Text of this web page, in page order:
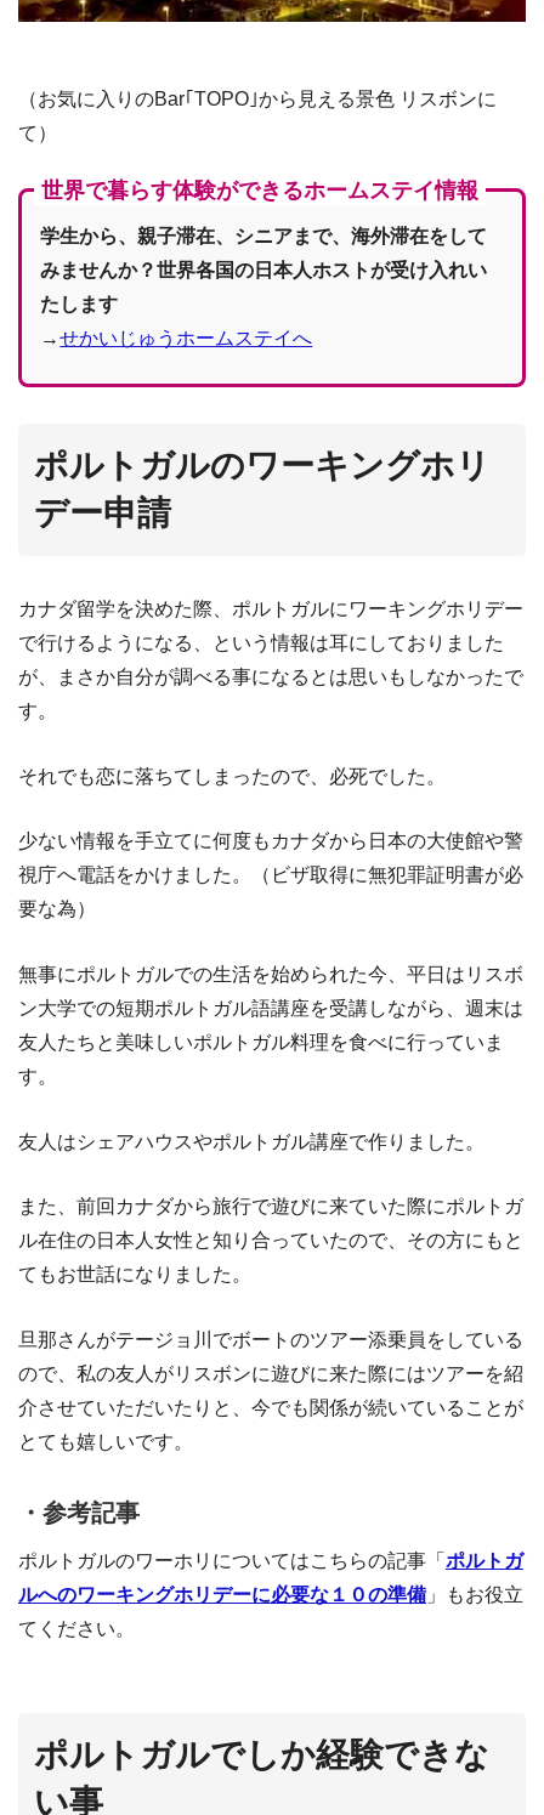
（お気に入りのBar｢TOPO｣から見える景色 リスボンに
て）
世界で暮らす体験ができるホームステイ情報
学生から、親子滞在、シニアまで、海外滞在をして
みませんか？世界各国の日本人ホストが受け入れい
たします
→せかいじゅうホームステイへ
ポルトガルのワーキングホリ
デー申請
カナダ留学を決めた際、ポルトガルにワーキングホリデー
で行けるようになる、という情報は耳にしておりました
が、まさか自分が調べる事になるとは思いもしなかったで
す。
それでも恋に落ちてしまったので、必死でした。
少ない情報を手立てに何度もカナダから日本の大使館や警
視庁へ電話をかけました。（ビザ取得に無犯罪証明書が必
要な為）
無事にポルトガルでの生活を始められた今、平日はリスボ
ン大学での短期ポルトガル語講座を受講しながら、週末は
友人たちと美味しいポルトガル料理を食べに行っていま
す。
友人はシェアハウスやポルトガル講座で作りました。
また、前回カナダから旅行で遊びに来ていた際にポルトガ
ル在住の日本人女性と知り合っていたので、その方にもと
てもお世話になりました。
旦那さんがテージョ川でボートのツアー添乗員をしている
ので、私の友人がリスボンに遊びに来た際にはツアーを紹
介させていただいたりと、今でも関係が続いていることが
とても嬉しいです。
・参考記事
ポルトガルのワーホリについてはこちらの記事「 ポルトガ
ルへのワーキングホリデーに必要な１０の準備 」もお役立
てください。
ポルトガルでしか経験できな
い事